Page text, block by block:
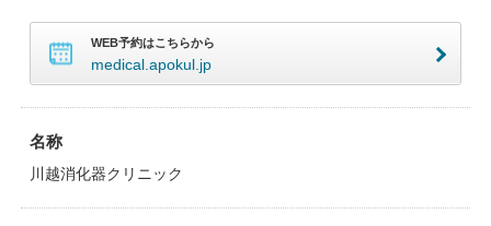
WEB予約はこちらから
medical.apokul.jp
名称
川越消化器クリニック